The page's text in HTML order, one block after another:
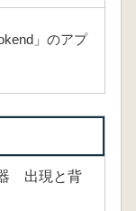
」のアプ
出現と背